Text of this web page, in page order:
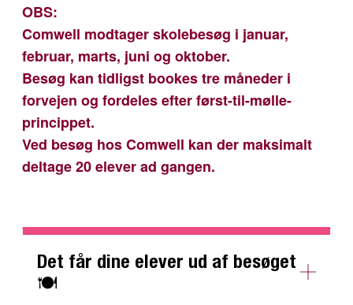
OBS:
Comwell modtager skolebesøg i januar,
februar, marts, juni og oktober.
Besøg kan tidligst bookes tre måneder i
forvejen og fordeles efter først-til-mølle-
princippet.
Ved besøg hos Comwell kan der maksimalt
deltage 20 elever ad gangen.
Det får dine elever ud af besøget
🍽️